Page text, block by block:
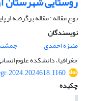
نوع مقاله : مقاله برگرفته از
نویسندگان
منیزه احمدی
جغرافیا، دانشکده علوم
چکیده